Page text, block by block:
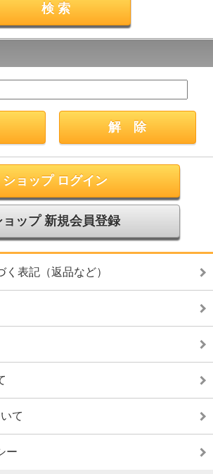
ショップ ログイン
ョップ 新規会員登録
表記（返品など）
て
ー